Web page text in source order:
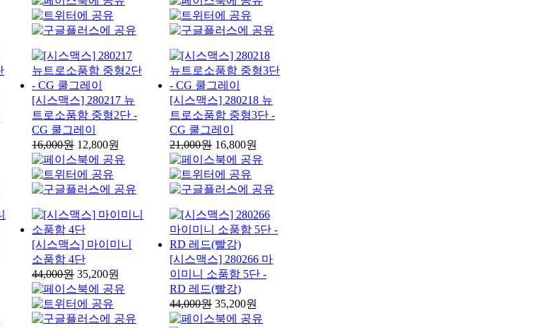
[시스맥스] 280217 뉴
트로소품함 중형2단 -
CG 쿨그레이
16,000원 12,800원
[시스맥스] 280218 뉴
트로소품함 중형3단 -
CG 쿨그레이
21,000원 16,800원
[시스맥스] 마이미니
소품함 4단
44,000원 35,200원
[시스맥스] 280266 마
이미니 소품함 5단 -
RD 레드(빨강)
44,000원 35,200원